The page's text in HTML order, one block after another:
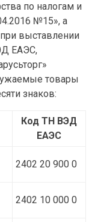
по налогам и
№15», а
выставлении
ЕАЭС,
товары
знаков:
Код ТН ВЭД
ЕАЭС
2402 20 900 0
2402 10 000 0